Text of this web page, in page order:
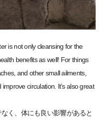
is not only cleansing for the
benefits as well! For things
and other small ailments,
circulation. It’s also great
く、体にも良い影響があると